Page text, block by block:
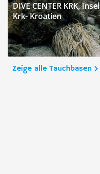
DIVE CENTER KRK, Insel
Krk- Kroatien
Zeige alle Tauchbasen